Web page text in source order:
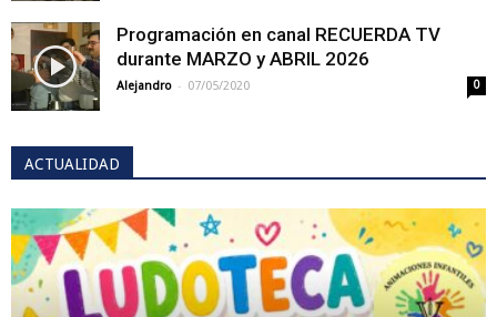
Programación en canal RECUERDA TV
durante MARZO y ABRIL 2026
Alejandro - 07/05/2020 0
ACTUALIDAD